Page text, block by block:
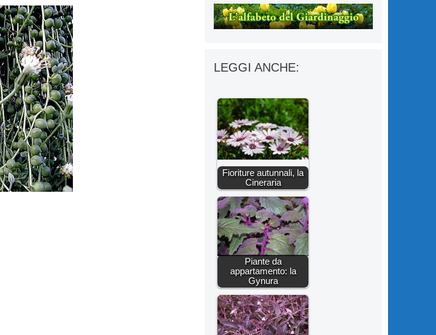
LEGGI ANCHE:
Fioriture autunnali, la
Cineraria
Piante da
appartamento: la
Gynura